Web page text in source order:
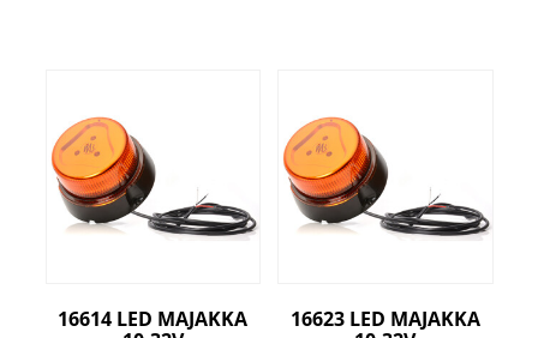
16614 LED MAJAKKA
16623 LED MAJAKKA